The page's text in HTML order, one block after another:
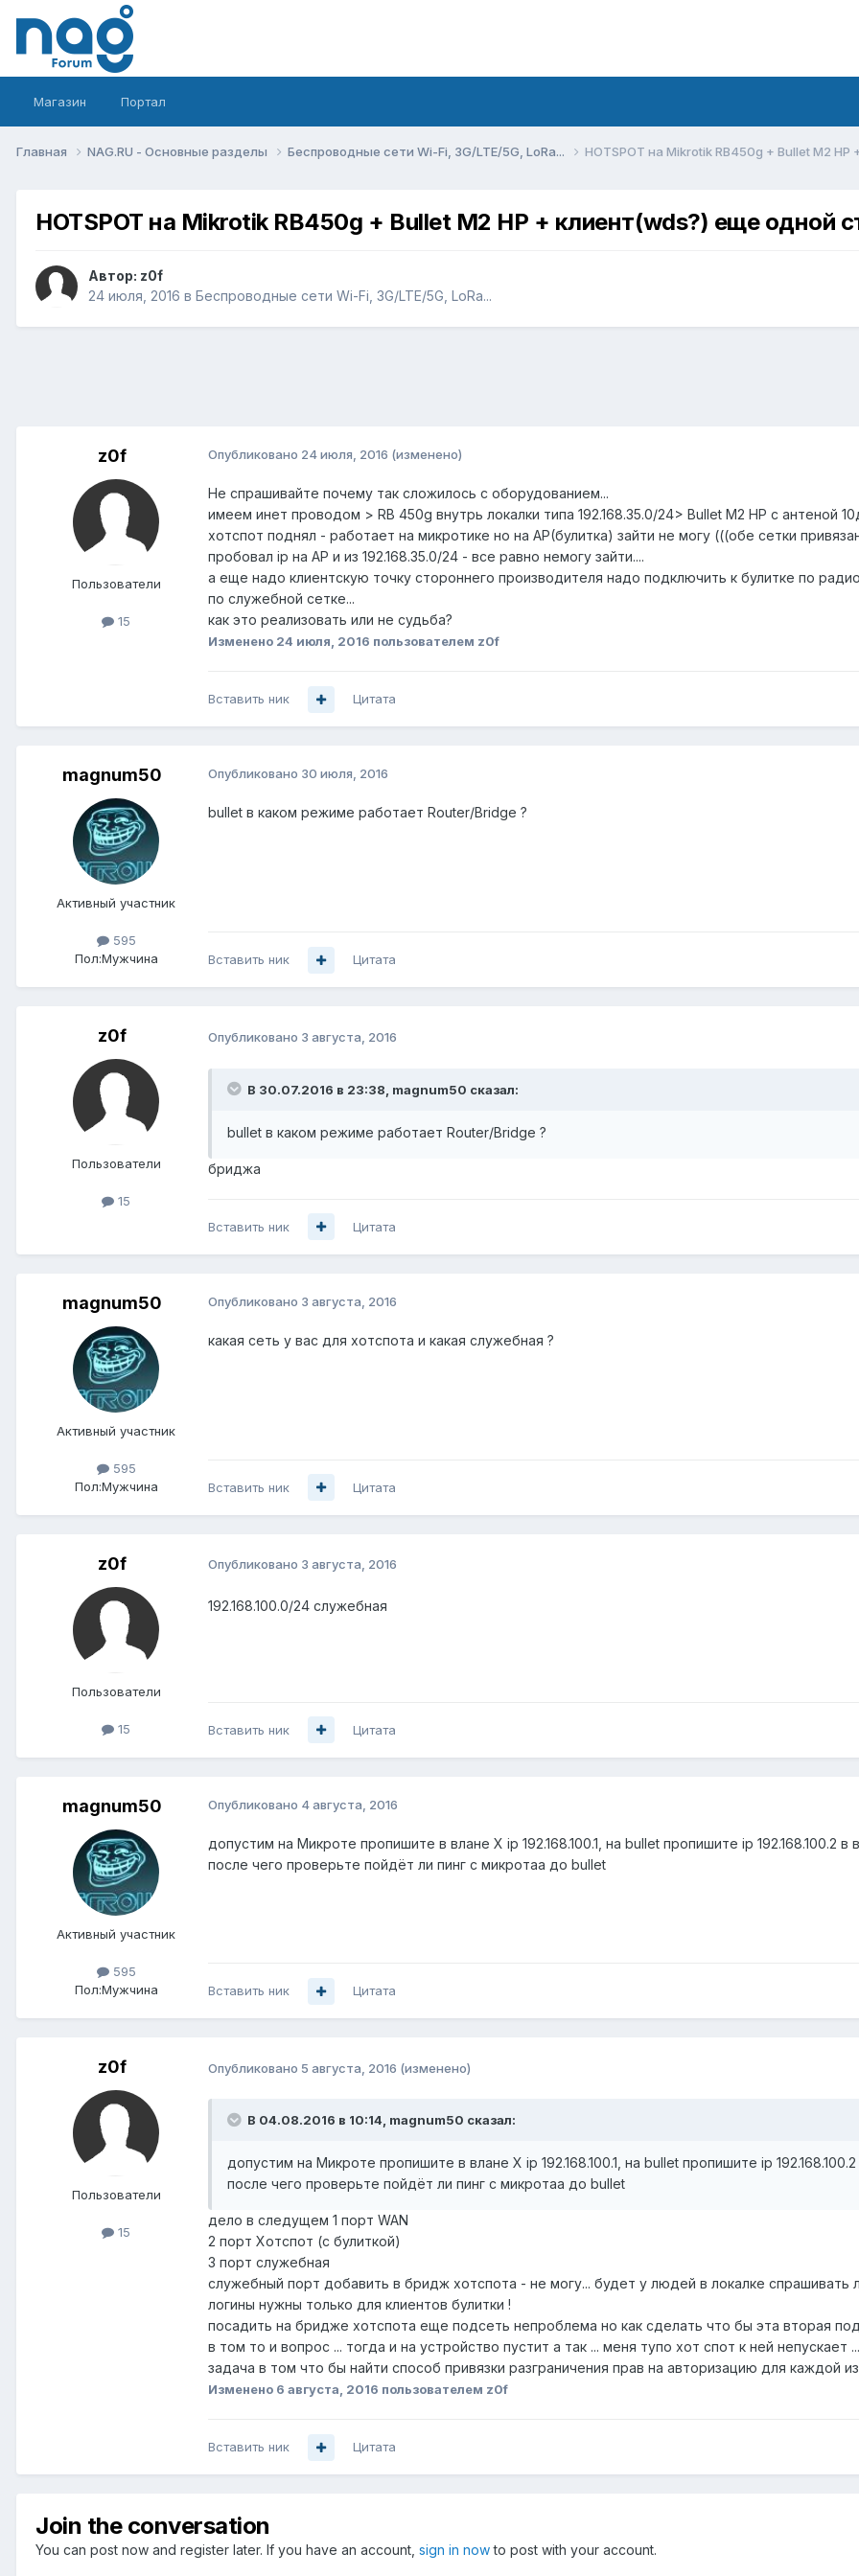
Магазин Портал
Главная NAG.RU - Основные разделы Беспроводные сети Wi-Fi, 3G/LTE/5G, LoRa... HOTSPOT на Mikrotik RB450g + Bullet M2
HOTSPOT на Mikrotik RB450g + Bullet M2 HP + клиент(wds?) еще одной
Автор: z0f
24 июля, 2016 в Беспроводные сети Wi-Fi, 3G/LTE/5G, LoRa...
z0f
Пользователи
15
Опубликовано 24 июля, 2016 (изменено)
Не спрашивайте почему так сложилось с оборудованием...
имеем инет проводом > RB 450g внутрь локалки типа 192.168.35.0/24> Bullet M2 HP с антеной
хотспот поднял - работает на микротике но на AP(булитка) зайти не могу (((обе сетки
пробовал ip на AP и из 192.168.35.0/24 - все равно немогу зайти....
а еще надо клиентскую точку стороннего производителя надо подключить к булитке по
по служебной сетке...
как это реализовать или не судьба?
Изменено 24 июля, 2016 пользователем z0f
Вставить ник Цитата
magnum50
Активный участник
595
Пол:Мужчина
Опубликовано 30 июля, 2016
bullet в каком режиме работает Router/Bridge ?
Вставить ник Цитата
z0f
Пользователи
15
Опубликовано 3 августа, 2016
В 30.07.2016 в 23:38, magnum50 сказал:
bullet в каком режиме работает Router/Bridge ?
бриджа
Вставить ник Цитата
magnum50
Активный участник
595
Пол:Мужчина
Опубликовано 3 августа, 2016
какая сеть у вас для хотспота и какая служебная ?
Вставить ник Цитата
z0f
Пользователи
15
Опубликовано 3 августа, 2016
192.168.100.0/24 cлужебная
Вставить ник Цитата
magnum50
Активный участник
595
Пол:Мужчина
Опубликовано 4 августа, 2016
допустим на Микроте пропишите в влане Х ip 192.168.100.1, на bullet пропишите ip 192.168.100.2 в
после чего проверьте пойдёт ли пинг с микротаа до bullet
Вставить ник Цитата
z0f
Пользователи
15
Опубликовано 5 августа, 2016 (изменено)
В 04.08.2016 в 10:14, magnum50 сказал:
допустим на Микроте пропишите в влане Х ip 192.168.100.1, на bullet пропишите ip
после чего проверьте пойдёт ли пинг с микротаа до bullet
дело в следущем 1 порт WAN
2 порт Хотспот (с булиткой)
3 порт служебная
служебный порт добавить в бридж хотспота - не могу... будет у людей в локалке спрашивать
логины нужны только для клиентов булитки !
посадить на бридже хотспота еще подсеть непроблема но как сделать что бы эта вторая
в том то и вопрос ... тогда и на устройство пустит а так ... меня тупо хот спот к ней
задача в том что бы найти способ привязки разграничения прав на авторизацию для каждой
Изменено 6 августа, 2016 пользователем z0f
Вставить ник Цитата
Join the conversation
You can post now and register later. If you have an account, sign in nowto post with your account.